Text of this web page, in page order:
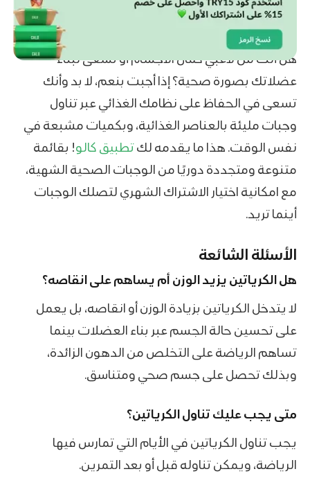
هل أنت من لاعبي كمال الأجسام أو تسعى لبناء
عضلاتك بصورة صحية؟ إذا أجبت بنعم، لا بد وأنك
تسعى في الحفاظ على نظامك الغذائي عبر تناول
وجبات مليئة بالعناصر الغذائية، وبكميات مشبعة في
نفس الوقت. هذا ما يقدمه لكتطبيق كالو! بقائمة
متنوعة ومتجددة دوريًا من الوجبات الصحية الشهية،
مع امكانية اختيار الاشتراك الشهري لتصلك الوجبات
أينما تريد.
الأسئلة الشائعة
هل الكرياتين يزيد الوزن أم يساهم على انقاصه؟
لا يتدخل الكرياتين بزيادة الوزن أو انقاصه، بل يعمل
على تحسين حالة الجسم عبر بناء العضلات بينما
تساهم الرياضة على التخلص من الدهون الزائدة،
وبذلك تحصل على جسم صحي ومتناسق.
متى يجب عليك تناول الكرياتين؟
يجب تناول الكرياتين في الأيام التي تمارس فيها
الرياضة، ويمكن تناوله قبل أو بعد التمرين.